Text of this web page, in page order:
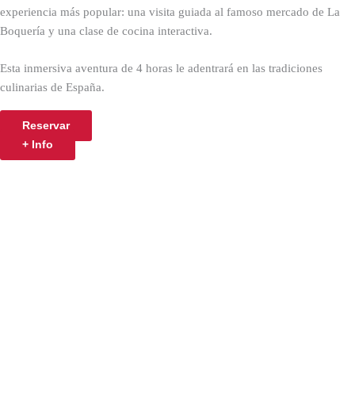
experiencia más popular: una visita guiada al famoso mercado de La
Boquería y una clase de cocina interactiva.
Esta inmersiva aventura de 4 horas le adentrará en las tradiciones
culinarias de España.
Reservar
+ Info